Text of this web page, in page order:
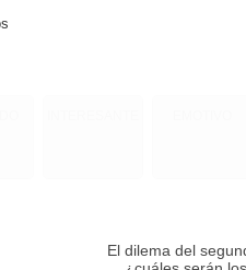
El dilema del